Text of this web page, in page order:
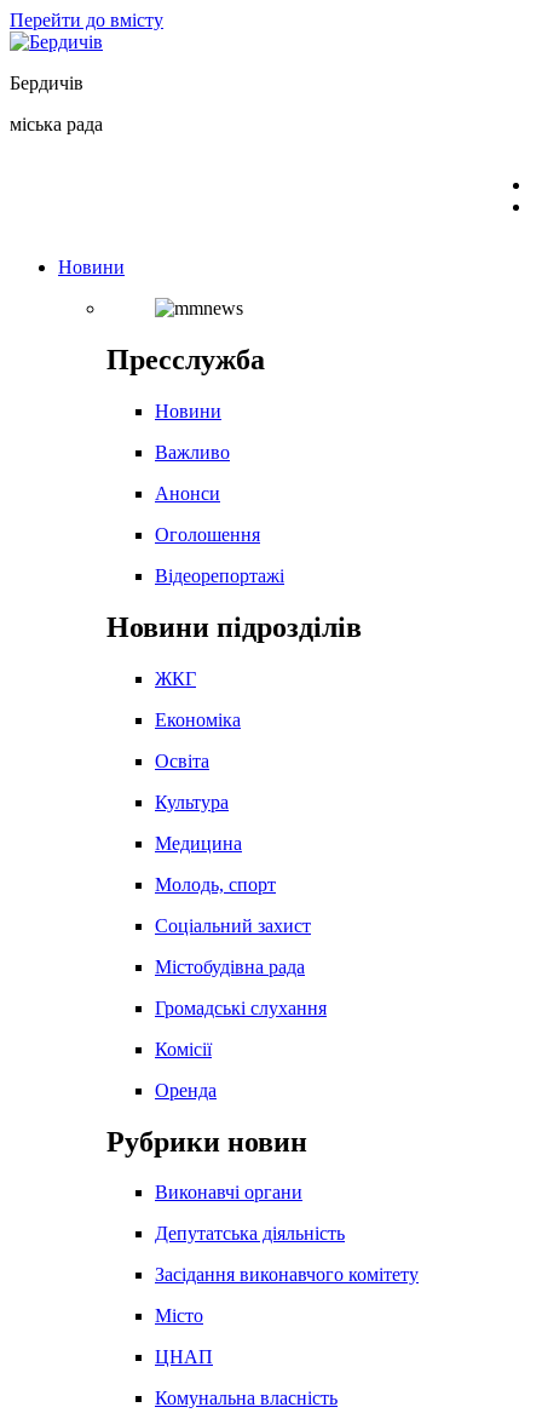
Перейти до вмісту
Бердичів
міська рада
Новини
Пресслужба
Новини
Важливо
Анонси
Оголошення
Відеорепортажі
Новини підрозділів
ЖКГ
Економіка
Освіта
Культура
Медицина
Молодь, спорт
Соціальний захист
Містобудівна рада
Громадські слухання
Комісії
Оренда
Рубрики новин
Виконавчі органи
Депутатська діяльність
Засідання виконавчого комітету
Місто
ЦНАП
Комунальна власність